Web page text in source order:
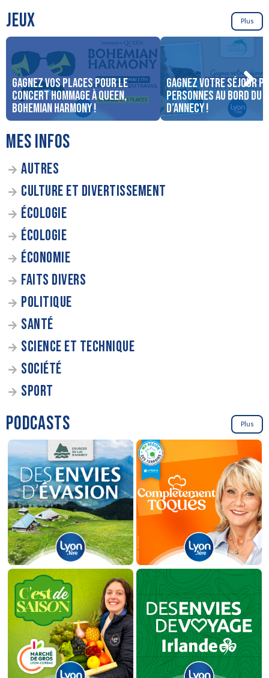
JEUX Plus
Gagnez vos places pour le
concert Hommage à Queen,
Bohemian Harmony !
Gagnez votre séjour
personnes au bord du
d’Annecy !
MES INFOS
AUTRES
CULTURE ET DIVERTISSEMENT
ÉCOLOGIE
ÉCOLOGIE
ÉCONOMIE
FAITS DIVERS
POLITIQUE
SANTÉ
SCIENCE ET TECHNIQUE
SOCIÉTÉ
SPORT
PODCASTS Plus